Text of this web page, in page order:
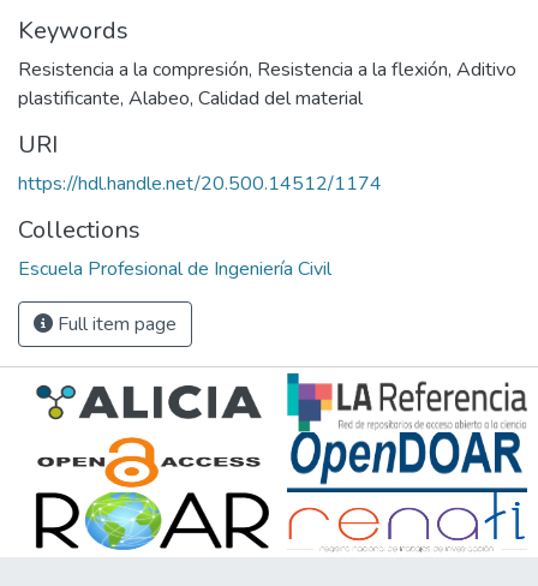
Keywords
Resistencia a la compresión, Resistencia a la flexión, Aditivo
plastificante, Alabeo, Calidad del material
URI
https://hdl.handle.net/20.500.14512/1174
Collections
Escuela Profesional de Ingeniería Civil
Full item page